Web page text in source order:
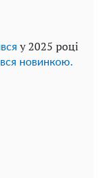
у 2025 році
новинкою.